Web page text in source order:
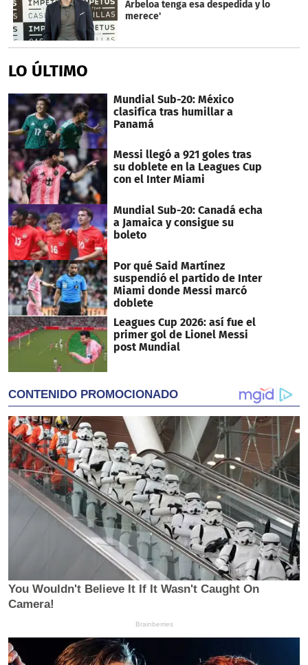
Arbeloa tenga esa despedida y lo
merece'
LO ÚLTIMO
Mundial Sub-20: México
clasifica tras humillar a
Panamá
Messi llegó a 921 goles tras
su doblete en la Leagues Cup
con el Inter Miami
Mundial Sub-20: Canadá echa
a Jamaica y consigue su
boleto
Por qué Said Martínez
suspendió el partido de Inter
Miami donde Messi marcó
doblete
Leagues Cup 2026: así fue el
primer gol de Lionel Messi
post Mundial